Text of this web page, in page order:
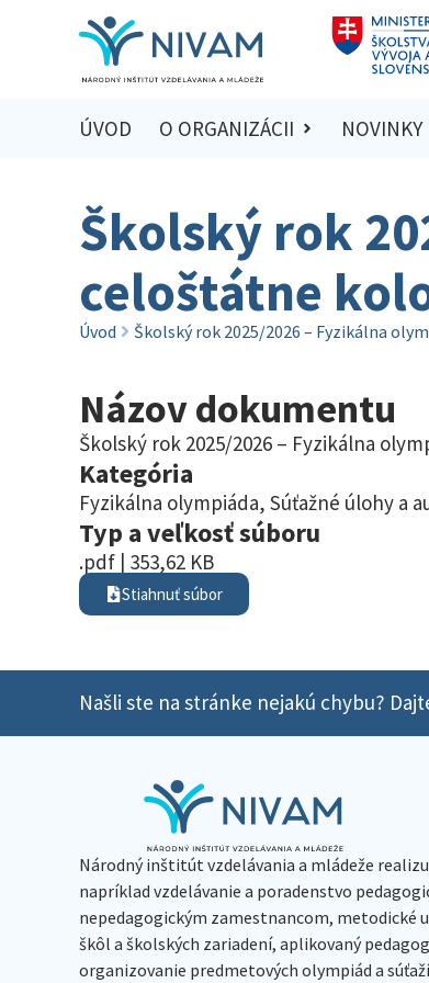
ÚVOD O ORGANIZÁCII NOVINKY
Školský rok
celoštátne
Úvod Školský rok 2025/2026 – Fyzikálna
Názov dokumentu
Školský rok 2025/2026 – Fyzikálna
Kategória
Fyzikálna olympiáda, Súťažné úlohy a
Typ a veľkosť súboru
.pdf | 353,62 KB
Stiahnuť súbor
Našli ste na stránke nejakú chybu?
Národný inštitút vzdelávania a mládeže
napríklad vzdelávanie a poradenstvo
nepedagogickým zamestnancom, metodické
škôl a školských zariadení, aplikovaný
organizovanie predmetových olympiád a